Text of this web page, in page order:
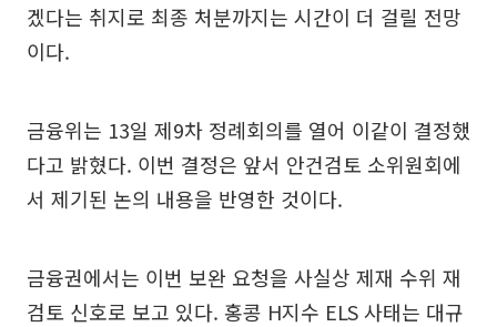
겠다는 취지로 최종 처분까지는 시간이 더 걸릴 전망
이다.
금융위는 13일 제9차 정례회의를 열어 이같이 결정했
다고 밝혔다. 이번 결정은 앞서 안건검토 소위원회에
서 제기된 논의 내용을 반영한 것이다.
금융권에서는 이번 보완 요청을 사실상 제재 수위 재
검토 신호로 보고 있다. 홍콩 H지수 ELS 사태는 대규